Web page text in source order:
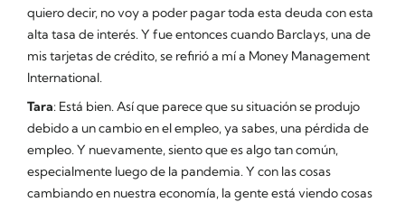
quiero decir, no voy a poder pagar toda esta deuda con esta
alta tasa de interés. Y fue entonces cuando Barclays, una de
mis tarjetas de crédito, se refirió a mí a Money Management
International.
Tara: Está bien. Así que parece que su situación se produjo
debido a un cambio en el empleo, ya sabes, una pérdida de
empleo. Y nuevamente, siento que es algo tan común,
especialmente luego de la pandemia. Y con las cosas
cambiando en nuestra economía, la gente está viendo cosas